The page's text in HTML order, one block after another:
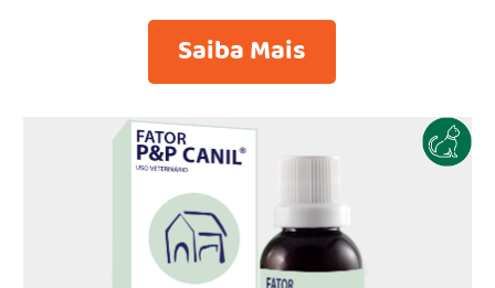
Saiba Mais